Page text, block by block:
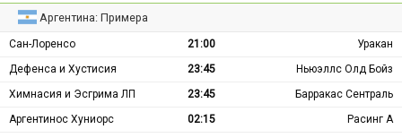
Аргентина: Примера
Сан-Лоренсо 21:00
Уракан
Дефенса и Хустисия
23:45
Ньюэллс Олд Бойз
Химнасия и Эсгрима ЛП
23:45
Барракас Сентраль
Аргентинос Хуниорс
02:15 Расинг А